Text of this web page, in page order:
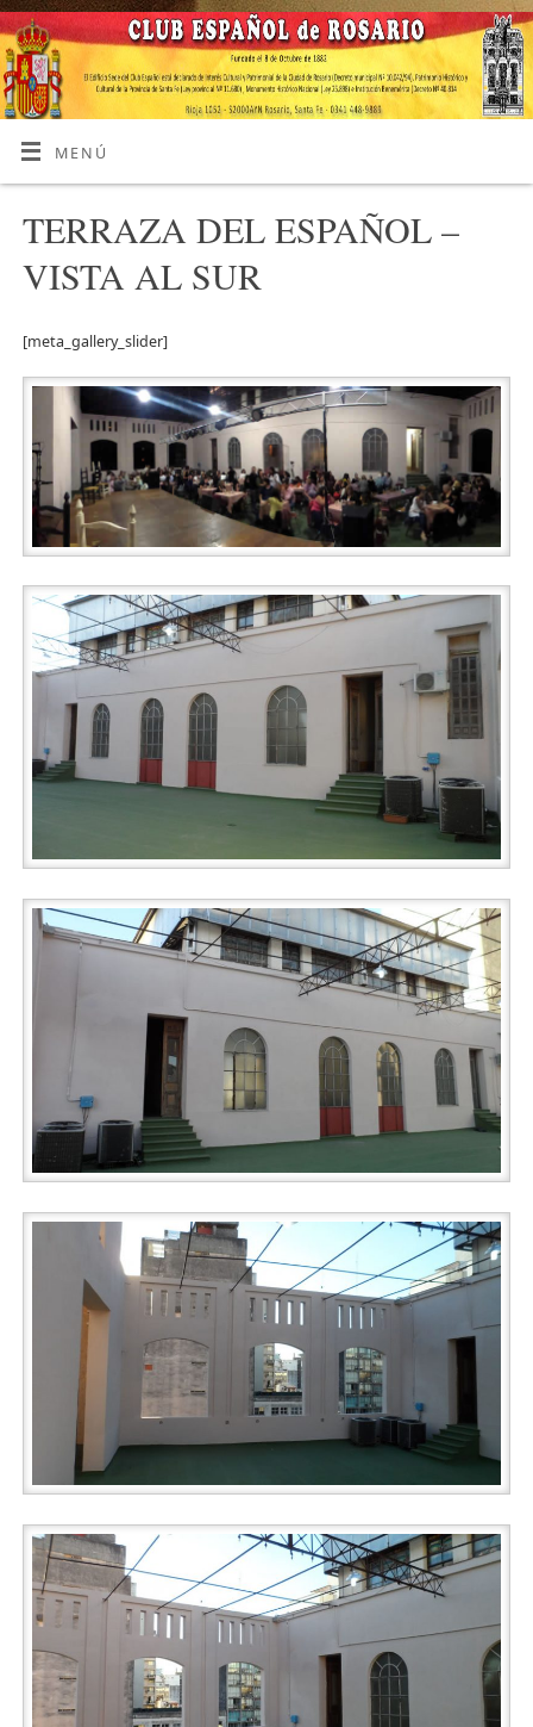
MENÚ
TERRAZA DEL ESPAÑOL –
VISTA AL SUR
[meta_gallery_slider]